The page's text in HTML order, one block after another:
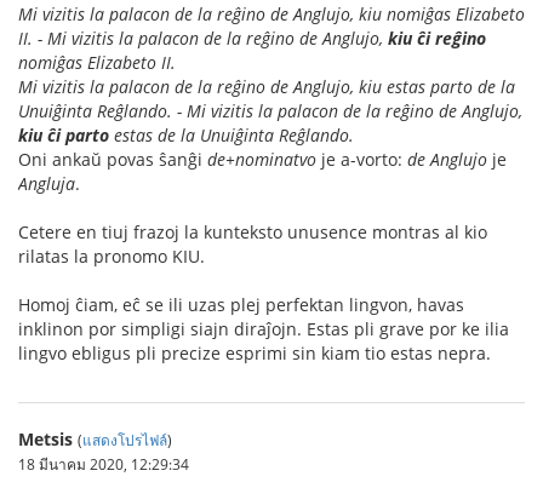
Mi vizitis la palacon de la reĝino de Anglujo, kiu nomiĝas Elizabeto
II. - Mi vizitis la palacon de la reĝino de Anglujo, kiu ĉi reĝino
nomiĝas Elizabeto II.
Mi vizitis la palacon de la reĝino de Anglujo, kiu estas parto de la
Unuiĝinta Reĝlando. - Mi vizitis la palacon de la reĝino de Anglujo,
kiu ĉi parto estas de la Unuiĝinta Reĝlando.
Oni ankaŭ povas ŝanĝi de+nominatvo je a-vorto: de Anglujo je
Angluja.
Cetere en tiuj frazoj la kunteksto unusence montras al kio
rilatas la pronomo KIU.
Homoj ĉiam, eĉ se ili uzas plej perfektan lingvon, havas
inklinon por simpligi siajn diraĵojn. Estas pli grave por ke ilia
lingvo ebligus pli precize esprimi sin kiam tio estas nepra.
Metsis (แสดงโปรไฟล์)
18 มีนาคม 2020, 12:29:34